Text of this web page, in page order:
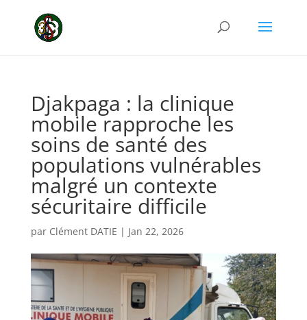
Djakpaga : la clinique
mobile rapproche les
soins de santé des
populations vulnérables
malgré un contexte
sécuritaire difficile
par Clément DATIE | Jan 22, 2026